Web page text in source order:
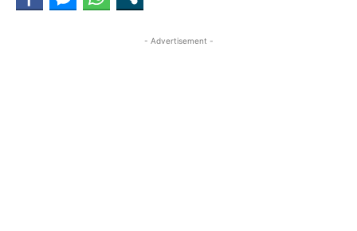
- Advertisement -